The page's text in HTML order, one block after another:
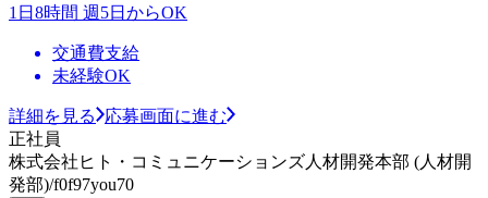
1日8時間 週5日からOK
交通費支給
未経験OK
詳細を見る
応募画面に進む
正社員
株式会社ヒト・コミュニケーションズ人材開発本部 (人材開
発部)/f0f97you70